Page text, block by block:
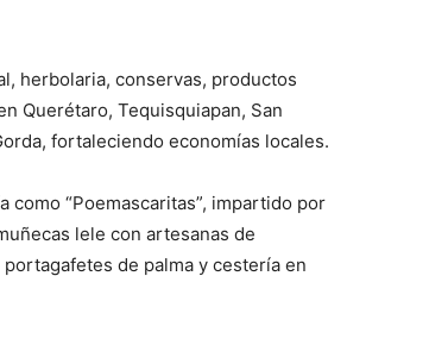
herbolaria, conservas, productos
Querétaro, Tequisquiapan, San
fortaleciendo economías locales.
“Poemascaritas”, impartido por
lele con artesanas de
de palma y cestería en